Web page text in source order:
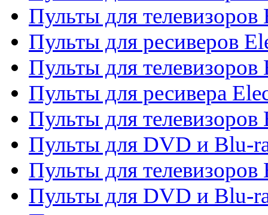
Пульты для телевизоров
Пульты для ресиверов
Пульты для телевизоров
Пульты для ресивера
Пульты для телевизоров
Пульты для DVD и Blu-
Пульты для телевизоров
Пульты для DVD и Blu-